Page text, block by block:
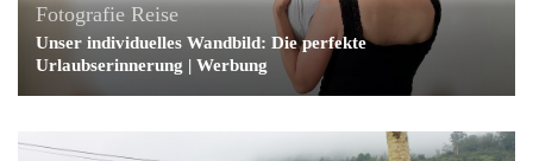
Fotografie Reise
Unser individuelles Wandbild: Die perfekte
Urlaubserinnerung | Werbung